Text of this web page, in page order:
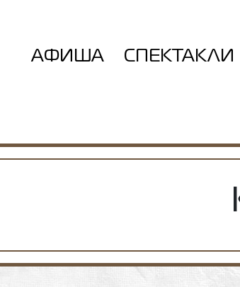
АФИША СПЕКТАКЛИ